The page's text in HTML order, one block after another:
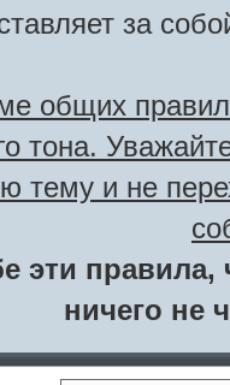
за
общих
тона.
тему и не
эти
ничего не